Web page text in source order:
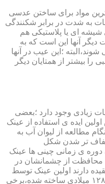
مواد برای ساختن عدسی
به شدت در برابر شکنندگی
ای یا پلاستیکی هم
دیگر آنها این است که به
؛این عیب در آنها
را بیشتر از همتایان دیگر
زیادی وجود دارد ؛بعضی
ایده ی استفاده از عینک
مطالعه از لیوان آب به
شفاف تر شدن شکل
ی زمانی چینی ها عینک
محافظت از چشمانشان در
دارند اولین عینک توسط
سالوینو دارماتی اهل ایتالیا در سال ۱۲۸۴ میلادی ساخته شده،برخی